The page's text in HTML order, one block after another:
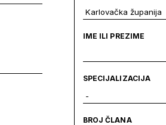
IME ILI PREZIME
SPECIJALIZACIJA
BROJ ČLANA